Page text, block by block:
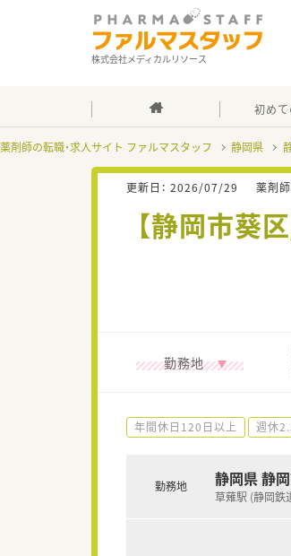
株式会社メディカルリソース
初め
薬剤師の転職・求人サイト ファルマスタッフ 静岡県
更新日： 2026/07/29 薬剤
【静岡市葵
勤務地
年間休日120日以上 週休
勤務地 静岡県 静
草薙駅 (静岡鉄